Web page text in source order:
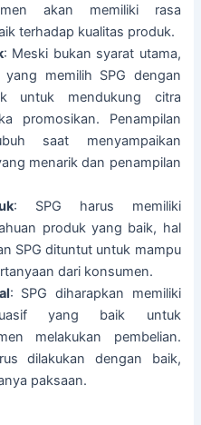
akan memiliki rasa
terhadap kualitas produk.
: Meski bukan syarat utama,
yang memilih SPG dengan
untuk mendukung citra
promosikan. Penampilan
saat menyampaikan
menarik dan penampilan
: SPG harus memiliki
produk yang baik, hal
SPG dituntut untuk mampu
dari konsumen.
: SPG diharapkan memiliki
yang baik untuk
melakukan pembelian.
dilakukan dengan baik,
paksaan.